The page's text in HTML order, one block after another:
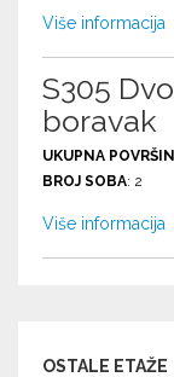
Više informacija
S305
boravak
UKUPNA
BROJ SOBA: 2
Više informacija
OSTALE ETAŽE